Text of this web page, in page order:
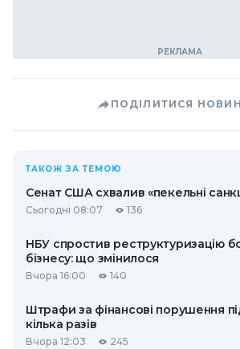
ПОДІЛИТИСЯ
ТАКОЖ ЗА ТЕМОЮ
Сенат США схвалив «пекельні
Сьогодні 08:07 136
НБУ спростив реструктуризацію
бізнесу: що змінилося
Вчора 16:00 140
Штрафи за фінансові порушення
кілька разів
Вчора 12:03 245